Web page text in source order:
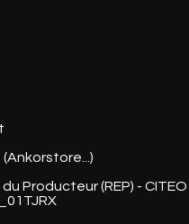
Producteur (REP) - CITEO